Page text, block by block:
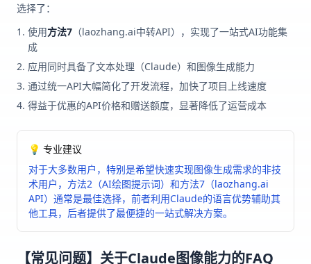
选择了：
使用方法7 （laozhang.ai中转API），实现了一站式AI功能集
成
应用同时具备了文本处理（Claude）和图像生成能力
通过统一API大幅简化了开发流程，加快了项目上线速度
得益于优惠的API价格和赠送额度，显著降低了运营成本
💡 专业建议
对于大多数用户，特别是希望快速实现图像生成需求的非技
术用户，方法2（AI绘图提示词）和方法7（laozhang.ai
API）通常是最佳选择，前者利用Claude的语言优势辅助其
他工具，后者提供了最便捷的一站式解决方案。
【常见问题】关于Claude图像能力的FAQ